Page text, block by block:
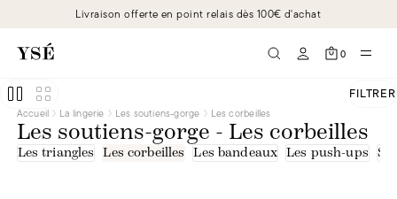
Livraison offerte en point relais dès 100€ d'achat
0
Bleu
Imprimé
Marron
Rose
Rouge
Vert
Violet
Dentelle
Dentelle - fibres recyclées
FILTRER
Accueil La lingerie Les soutiens-gorge Les corbeilles
Les soutiens-gorge - Les corbeilles
Les triangles Les corbeilles Les bandeaux Les push-ups